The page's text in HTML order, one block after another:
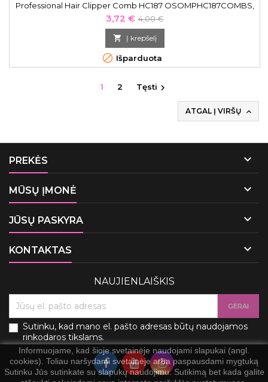
Professional Hair Clipper Comb HC187 OSOMPHC187COMBS,
4 vnt. 3 mm, 6 mm, 9 mm, 12 mm
Kaina
3,72 € Bazinė
kaina
4,00 €
 Į krepšelį
 Išparduota
1 2 Tęsti 
ATGAL Į VIRŠŲ 
PREKĖS 
MŪSŲ ĮMONĖ 
JŪSŲ PASKYRA 
KONTAKTAS 
Informuojame, kad šioje svetainėje naudojami slapukai (angl.
cookies). Toliau naršydami svetainėje arba paspausdami mygtuką
Sutinku Jūs sutinkate su slapukų naudojimu. Sutikimą bet kada galite
NAUJIENLAIŠKIS
Sutinku, kad mano el. pašto adresas būtų naudojamos
rinkodaros tikslams.